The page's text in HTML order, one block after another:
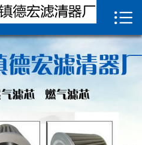
 网站首页
关于我们
新闻中心
案例展示
